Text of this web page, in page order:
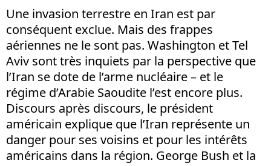
Une invasion terrestre en Iran est par
conséquent exclue. Mais des frappes
aériennes ne le sont pas. Washington et Tel
Aviv sont très inquiets par la perspective que
l’Iran se dote de l’arme nucléaire – et le
régime d’Arabie Saoudite l’est encore plus.
Discours après discours, le président
américain explique que l’Iran représente un
danger pour ses voisins et pour les intérêts
américains dans la région. George Bush et la